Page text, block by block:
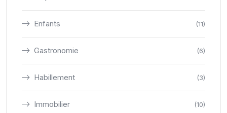
Enfants (11)
Gastronomie (6)
Habillement (3)
Immobilier (10)